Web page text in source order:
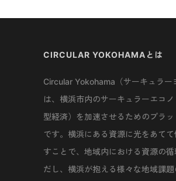
CIRCULAR YOKOHAMAとは
Circular Yokohama（サーキュラー
は、横浜市内のサーキュラーエコ
型経済）を加速させるためのプラッ
です。横浜にある資源に光をあて
すことで、地域内における資源の循
だし、横浜が抱える様々な地域課